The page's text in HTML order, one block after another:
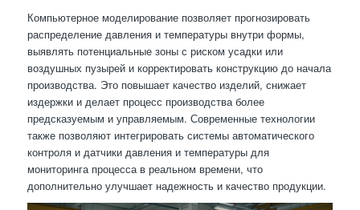
Компьютерное моделирование позволяет прогнозировать
распределение давления и температуры внутри формы,
выявлять потенциальные зоны с риском усадки или
воздушных пузырей и корректировать конструкцию до начала
производства. Это повышает качество изделий, снижает
издержки и делает процесс производства более
предсказуемым и управляемым. Современные технологии
также позволяют интегрировать системы автоматического
контроля и датчики давления и температуры для
мониторинга процесса в реальном времени, что
дополнительно улучшает надежность и качество продукции.